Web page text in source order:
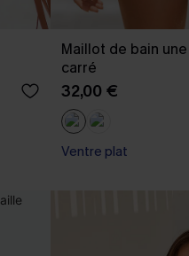
Maillot de bain
carré
32,00 €
Ventre plat